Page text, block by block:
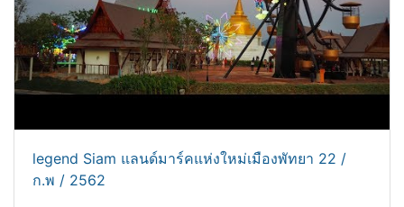
legend Siam แลนด์มาร์คแห่งใหม่เมืองพัทยา 22 /
ก.พ / 2562